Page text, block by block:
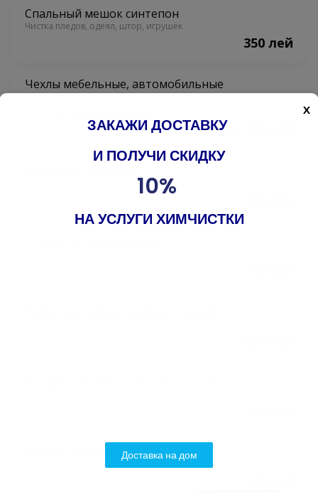
ЗАКАЖИ ДОСТАВКУ
И ПОЛУЧИ СКИДКУ
10%
НА УСЛУГИ ХИМЧИСТКИ
Доставка на дом
X
Спальный мешок синтепон
Чистка пледов, одеял, штор, игрушек
350 лей
Чехлы мебельные, автомобильные
Чистка пледов, одеял, штор, игрушек
300 / 350 лей
Чистка пледов, одеял, штор, игрушек
Шторы тонкие, тюль 1 кв.м.
Чистка пледов, одеял, штор, игрушек